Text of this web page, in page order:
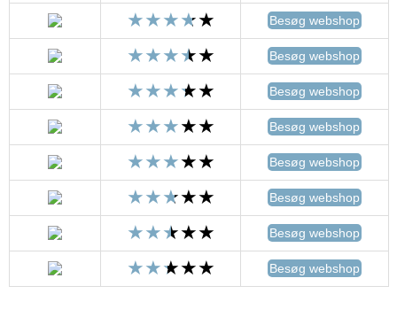
Besøg webshop
Besøg webshop
Besøg webshop
Besøg webshop
Besøg webshop
Besøg webshop
Besøg webshop
Besøg webshop